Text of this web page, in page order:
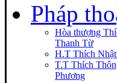
Pháp
Hòa thượng
Thanh Từ
H.T Thích
T.T Thích
Phương